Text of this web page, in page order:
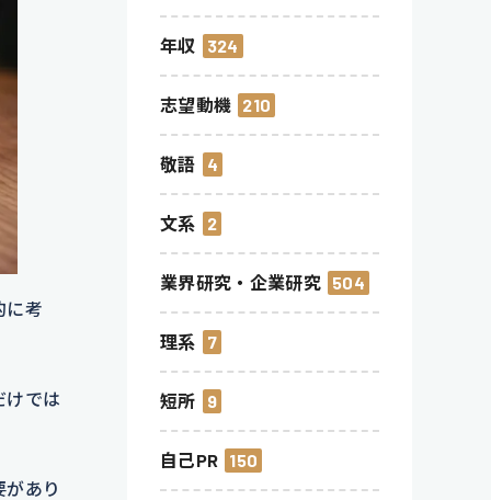
に考
けでは
あり
年収 324
志望動機 210
敬語 4
文系 2
業界研究・企業研究 504
理系 7
短所 9
自己PR 150